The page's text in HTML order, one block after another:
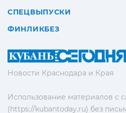
Новости Краснодара и Края
Использование материалов с
(https://kubantoday.ru) без
СПЕЦВЫПУСКИ
ФИНЛИКБЕЗ